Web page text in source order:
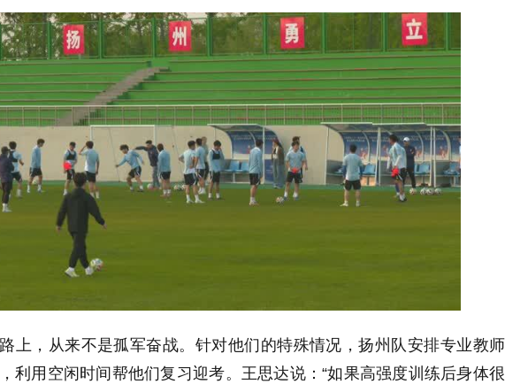
上，从来不是孤军奋战。针对他们的特殊情况，扬州队安排专业教师
利用空闲时间帮他们复习迎考。王思达说：“如果高强度训练后身体很